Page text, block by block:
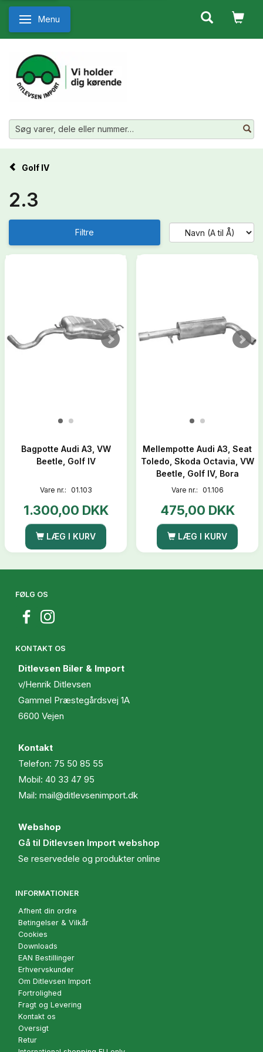
Skifte navigation
Menu
Golf IV
2.3
Filtre
Bagpotte Audi A3, VW
Beetle, Golf IV
Vare nr.: 01.103
1.300,00 DKK
LÆG I KURV
Mellempotte Audi A3, Seat
Toledo, Skoda Octavia, VW
Beetle, Golf IV, Bora
Vare nr.: 01.106
475,00 DKK
LÆG I KURV
FØLG OS
KONTAKT OS
Ditlevsen Biler & Import
v/Henrik Ditlevsen
Gammel Præstegårdsvej 1A
6600 Vejen
Kontakt
Telefon: 75 50 85 55
Mobil: 40 33 47 95
Mail: mail@ditlevsenimport.dk
Webshop
Gå til Ditlevsen Import webshop
Se reservedele og produkter online
INFORMATIONER
Afhent din ordre
Betingelser & Vilkår
Cookies
Downloads
EAN Bestillinger
Erhvervskunder
Om Ditlevsen Import
Fortrolighed
Fragt og Levering
Kontakt os
Oversigt
Retur